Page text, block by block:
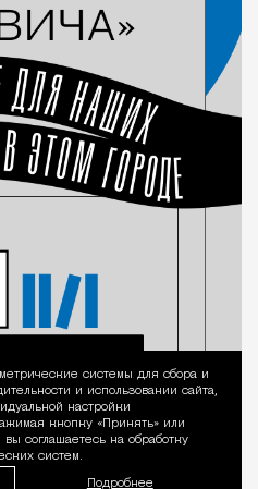
Уведомление
системы для сбора и
и использовании сайта,
настройки
кнопку «Принять» или
соглашаетесь на обработку
систем.
Подробнее